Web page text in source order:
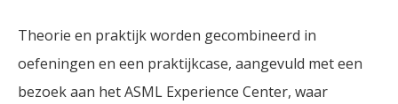
Theorie en praktijk worden gecombineerd in
oefeningen en een praktijkcase, aangevuld met een
bezoek aan het ASML Experience Center, waar